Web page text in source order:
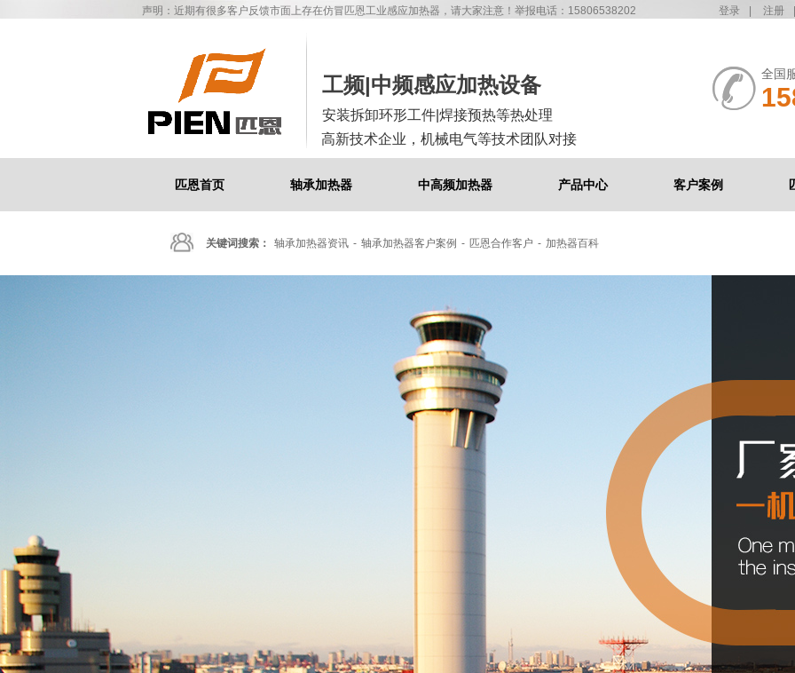
声明：近期有很多客户反馈市面上存在仿冒匹恩工业感应加热器，请大家注意！举报电话：15806538202 登录 注册
工频|中频感应加热设备
安装拆卸环形工件|焊接预热等热处理
高新技术企业，机械电气等技术团队对接
全国
匹恩首页 轴承加热器 中高频加热器 产品中心 客户案例
关键词搜索： 轴承加热器资讯 - 轴承加热器客户案例 - 匹恩合作客户 - 加热器百科